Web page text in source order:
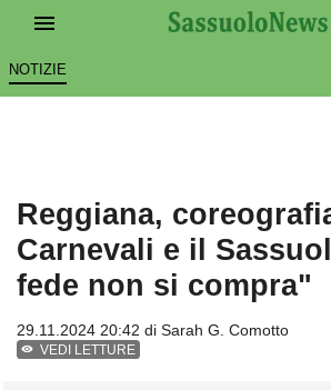
NOTIZIE
Reggiana,
Carnevali e il
fede non si compra"
29.11.2024 20:42 di Sarah G. Comotto
VEDI LETTURE